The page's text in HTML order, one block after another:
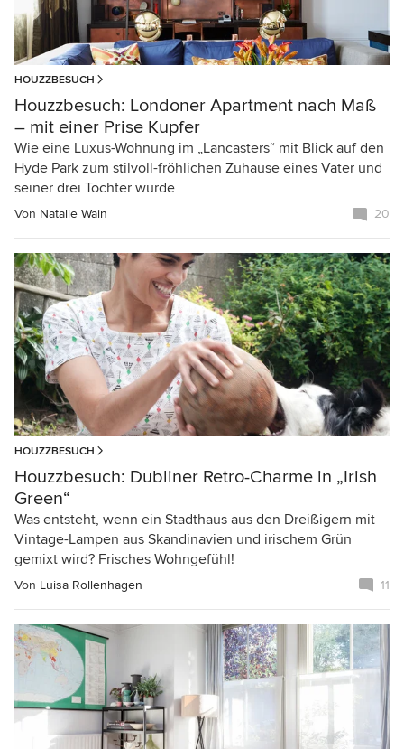
HOUZZBESUCH
Houzzbesuch: Londoner Apartment nach Maß
– mit einer Prise Kupfer
Wie eine Luxus-Wohnung im „Lancasters“ mit Blick auf den
Hyde Park zum stilvoll-fröhlichen Zuhause eines Vater und
seiner drei Töchter wurde
Von Natalie Wain 20
HOUZZBESUCH
Houzzbesuch: Dubliner Retro-Charme in „Irish
Green“
Was entsteht, wenn ein Stadthaus aus den Dreißigern mit
Vintage-Lampen aus Skandinavien und irischem Grün
gemixt wird? Frisches Wohngefühl!
Von Luisa Rollenhagen 11